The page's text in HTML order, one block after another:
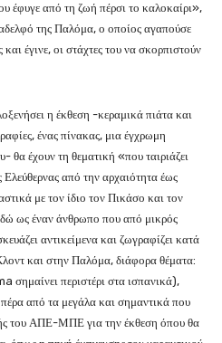
έφυγε από τη ζωή πέρσι το καλοκαίρι»,
της Παλόμα, ο οποίος αγαπούσε
έγινε, οι στάχτες του να σκορπιστούν
η έκθεση -κεραμικά πιάτα και
ένας πίνακας, μια έγχρωμη
θα έχουν τη θεματική «που ταιριάζει
από την αρχαιότητα έως
με τον ίδιο τον Πικάσο και τον
ως έναν άνθρωπο που από μικρός
αντικείμενα και ζωγραφίζει κατά
και στην Παλόμα, διάφορα θέματα:
σημαίνει περιστέρι στα ισπανικά),
από τα μεγάλα και σημαντικά που
του ΑΠΕ-ΜΠΕ για την έκθεση όπου θα